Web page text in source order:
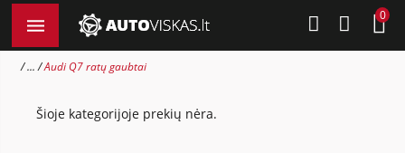
0
... Audi Q7 ratų gaubtai
Šioje kategorijoje prekių nėra.